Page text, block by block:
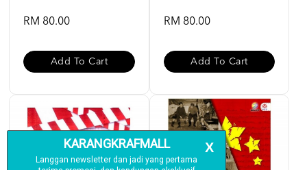
RM 80.00
Add To Cart
RM 80.00
Add To Cart